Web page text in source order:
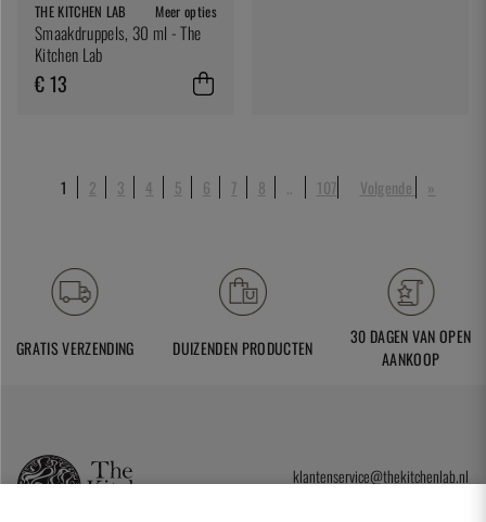
THE KITCHEN LAB Meer opties
Smaakdruppels, 30 ml - The
Kitchen Lab
€ 13
1 2 3 4 5 6 7 8 .. 107 Volgende »
GRATIS VERZENDING DUIZENDEN PRODUCTEN
30 DAGEN VAN OPEN
AANKOOP
klantenservice@thekitchenlab.nl